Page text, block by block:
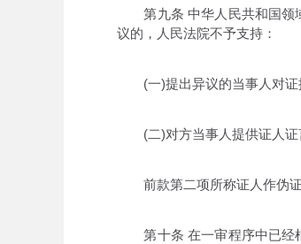
第九条 中华人民共和国领域
议的，人民法院不予支持：
(一)提出异议的当事人对证
(二)对方当事人提供证人证
前款第二项所称证人作伪
第十条 在一审程序中已经